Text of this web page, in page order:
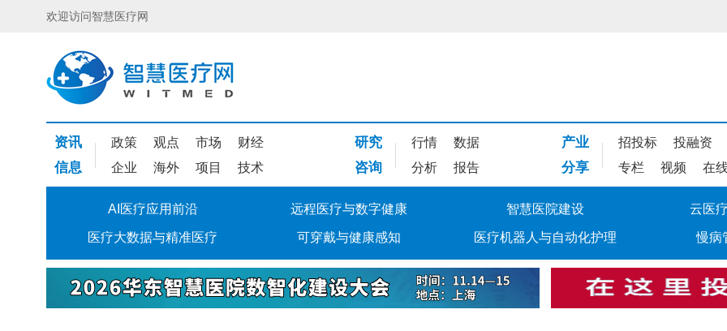
欢迎访问智慧医疗网
资讯 政策 观点 市场 财经
信息 企业 海外 项目 技术
研究 行情 数据
咨询 分析 报告
产业 招投标 投融资
分享 专栏 视频 在
AI医疗应用前沿 远程医疗与数字健康 智慧医院建设 云医
医疗大数据与精准医疗 可穿戴与健康感知 医疗机器人与自动化护理 慢病